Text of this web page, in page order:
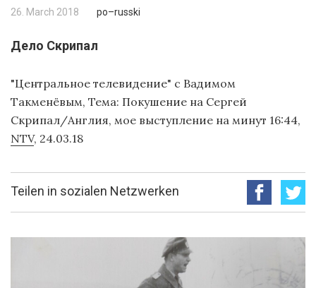
26. March 2018 po–russki
Дело Скрипал
"Центральное телевидение" с Вадимом
Такменёвым, Teмa: Покушение на Cергей
Cкрипал/Англия, мое выступление на минут 16:44,
NTV, 24.03.18
Teilen in sozialen Netzwerken